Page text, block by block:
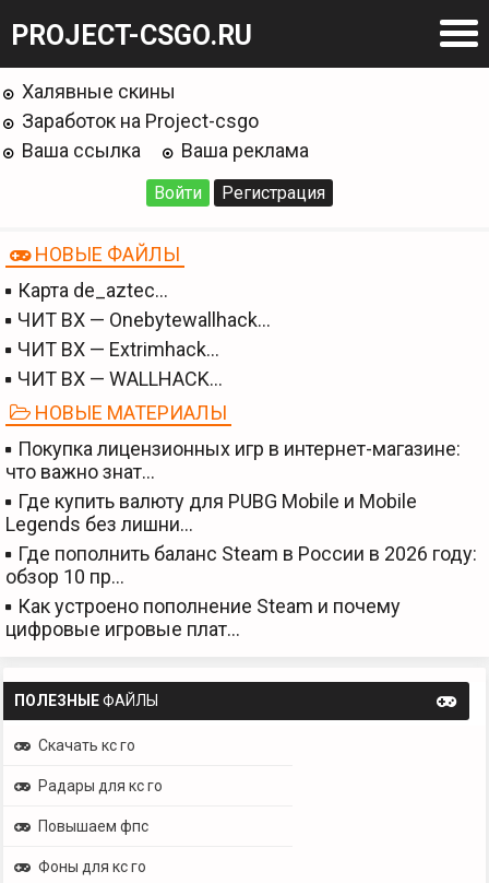
PROJECT-CSGO.RU
Халявные скины
Заработок на Project-csgo
Ваша ссылка
Ваша реклама
Войти Регистрация
НОВЫЕ ФАЙЛЫ
Карта de_aztec…
ЧИТ BX — Onebytewallhack…
ЧИТ BX — Extrimhack…
ЧИТ BX — WALLHACK…
НОВЫЕ МАТЕРИАЛЫ
Покупка лицензионных игр в интернет-магазине:
что важно знат…
Где купить валюту для PUBG Mobile и Mobile
Legends без лишни…
Где пополнить баланс Steam в России в 2026 году:
обзор 10 пр…
Как устроено пополнение Steam и почему
цифровые игровые плат…
ПОЛЕЗНЫЕФАЙЛЫ
Скачать кс го
Радары для кс го
Повышаем фпс
Фоны для кс го